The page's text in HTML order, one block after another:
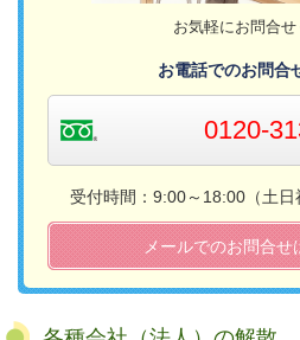
お気軽にお問合
お電話でのお問合
0120-
受付時間：9:00～18:00（土日
メールでのお問合せ